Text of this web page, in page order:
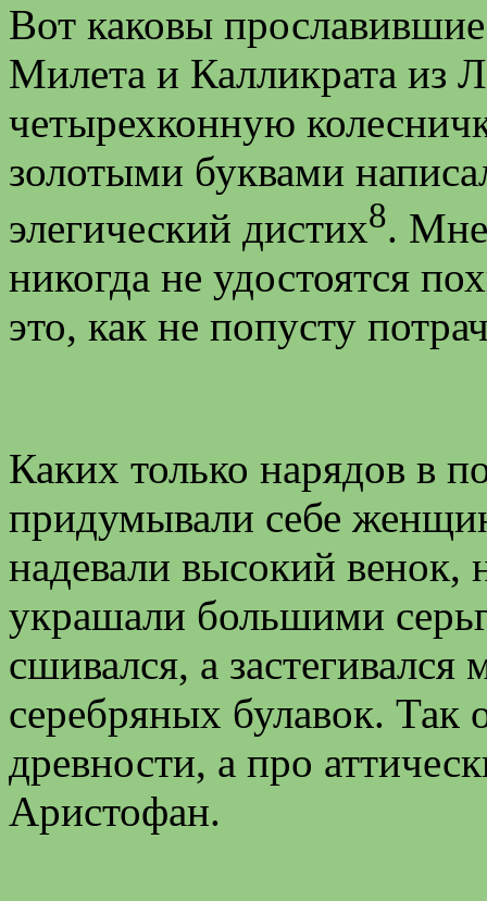
Вот каковы
Милета и Калликрата из
четырехконную
золотыми буквами
элегический дистих8. Мне
никогда не удостоятся
это, как не попусту
Каких только нарядов в
придумывали себе
надевали высокий
украшали большими
сшивался, а
серебряных булавок. Так
древности, а про
Аристофан.